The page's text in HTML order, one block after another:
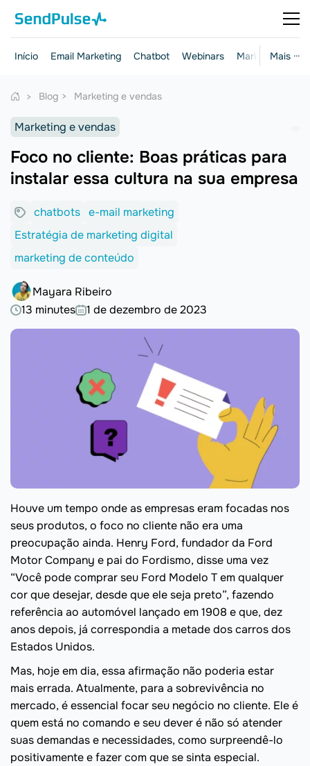
Mais ···
Início Email Marketing Chatbot Webinars Marketing e
Blog Marketing e vendas
Marketing e vendas
Foco no cliente: Boas práticas para
instalar essa cultura na sua empresa
chatbots e-mail marketing
Estratégia de marketing digital
marketing de conteúdo
Mayara Ribeiro
13 minutes
1 de dezembro de 2023
Houve um tempo onde as empresas eram focadas nos
seus produtos, o foco no cliente não era uma
preocupação ainda. Henry Ford, fundador da Ford
Motor Company e pai do Fordismo, disse uma vez
“Você pode comprar seu Ford Modelo T em qualquer
cor que desejar, desde que ele seja preto”, fazendo
referência ao automóvel lançado em 1908 e que, dez
anos depois, já correspondia a metade dos carros dos
Estados Unidos.
Mas, hoje em dia, essa afirmação não poderia estar
mais errada. Atualmente, para a sobrevivência no
mercado, é essencial focar seu negócio no cliente. Ele é
quem está no comando e seu dever é não só atender
suas demandas e necessidades, como surpreendê-lo
positivamente e fazer com que se sinta especial.